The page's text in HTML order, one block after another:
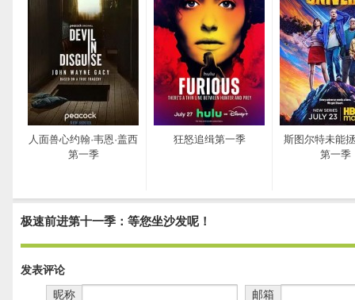
人面兽心约翰·韦恩·盖西
第一季
狂怒追缉第一季
斯图尔特未能
第一季
极速前进第十一季：等您坐沙发呢！
发表评论
昵称
邮箱